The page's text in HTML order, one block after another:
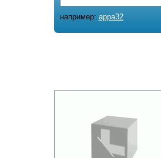
например: appa32